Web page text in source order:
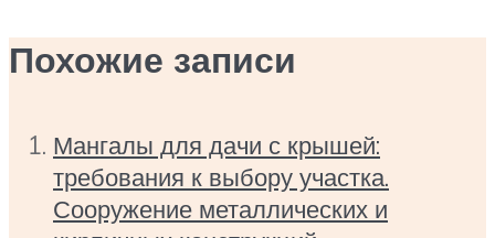
Похожие записи
Мангалы для дачи с крышей:
требования к выбору участка.
Сооружение металлических и